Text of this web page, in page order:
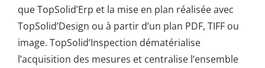
que TopSolid’Erp et la mise en plan réalisée avec
TopSolid’Design ou à partir d’un plan PDF, TIFF ou
image. TopSolid’Inspection dématérialise
l’acquisition des mesures et centralise l’ensemble